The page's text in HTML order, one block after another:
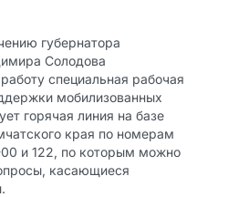
губернатора
Солодова
специальная рабочая
мобилизованных
горячая линия на базе
края по номерам
и 122, по которым можно
касающиеся